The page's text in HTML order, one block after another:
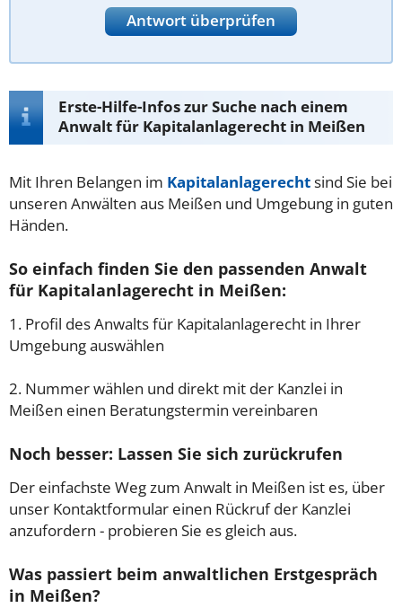
Antwort überprüfen
Erste-Hilfe-Infos zur Suche nach einem
Anwalt für Kapitalanlagerecht in Meißen
Mit Ihren Belangen im Kapitalanlagerechtsind Sie bei
unseren Anwälten aus Meißen und Umgebung in guten
Händen.
So einfach finden Sie den passenden Anwalt
für Kapitalanlagerecht in Meißen:
1. Profil des Anwalts für Kapitalanlagerecht in Ihrer
Umgebung auswählen
2. Nummer wählen und direkt mit der Kanzlei in
Meißen einen Beratungstermin vereinbaren
Noch besser: Lassen Sie sich zurückrufen
Der einfachste Weg zum Anwalt in Meißen ist es, über
unser Kontaktformular einen Rückruf der Kanzlei
anzufordern - probieren Sie es gleich aus.
Was passiert beim anwaltlichen Erstgespräch
in Meißen?